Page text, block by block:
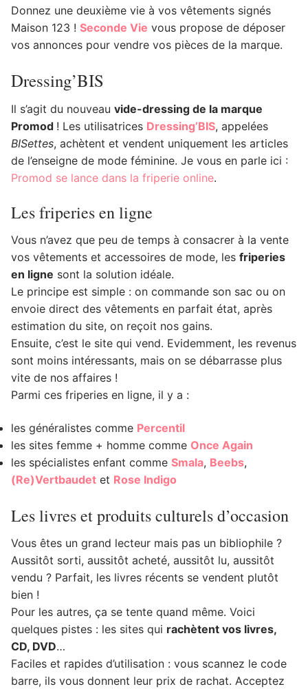
Donnez une deuxième vie à vos vêtements signés
Maison 123 ! Seconde Vie vous propose de déposer
vos annonces pour vendre vos pièces de la marque.
Dressing’BIS
Il s’agit du nouveau vide-dressing de la marque
Promod ! Les utilisatrices Dressing’BIS, appelées
BISettes, achètent et vendent uniquement les articles
de l’enseigne de mode féminine. Je vous en parle ici :
Promod se lance dans la friperie online.
Les friperies en ligne
Vous n’avez que peu de temps à consacrer à la vente
vos vêtements et accessoires de mode, les friperies
en ligne sont la solution idéale.
Le principe est simple : on commande son sac ou on
envoie direct des vêtements en parfait état, après
estimation du site, on reçoit nos gains.
Ensuite, c’est le site qui vend. Evidemment, les revenus
sont moins intéressants, mais on se débarrasse plus
vite de nos affaires !
Parmi ces friperies en ligne, il y a :
les généralistes comme Percentil
les sites femme + homme comme Once Again
les spécialistes enfant comme Smala, Beebs,
(Re)Vertbaudet et Rose Indigo
Les livres et produits culturels d’occasion
Vous êtes un grand lecteur mais pas un bibliophile ?
Aussitôt sorti, aussitôt acheté, aussitôt lu, aussitôt
vendu ? Parfait, les livres récents se vendent plutôt
bien !
Pour les autres, ça se tente quand même. Voici
quelques pistes : les sites qui rachètent vos livres,
CD, DVD…
Faciles et rapides d’utilisation : vous scannez le code
barre, ils vous donnent leur prix de rachat. Acceptez